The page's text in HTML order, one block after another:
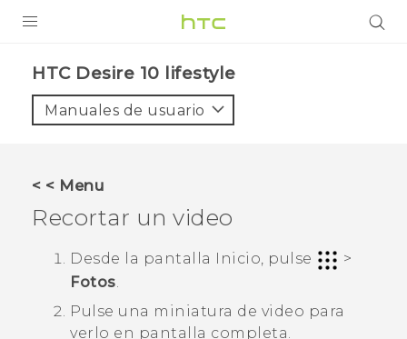
VIVE
HTC Devices & Accessories
HTC Desire 10 lifestyle‎
Manuales de usuario
< < Menu
Recortar un video
Desde la pantalla Inicio, pulse
>
Fotos
Pulse una miniatura de video para
verlo en pantalla completa.